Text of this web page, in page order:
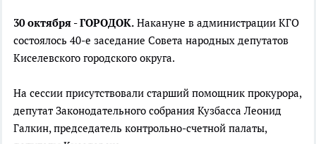
30 октября - ГОРОДОК. Накануне в администрации КГО
состоялось 40-е заседание Совета народных депутатов
Киселевского городского округа.
На сессии присутствовали старший помощник прокурора,
депутат Законодательного собрания Кузбасса Леонид
Галкин, председатель контрольно-счетной палаты,